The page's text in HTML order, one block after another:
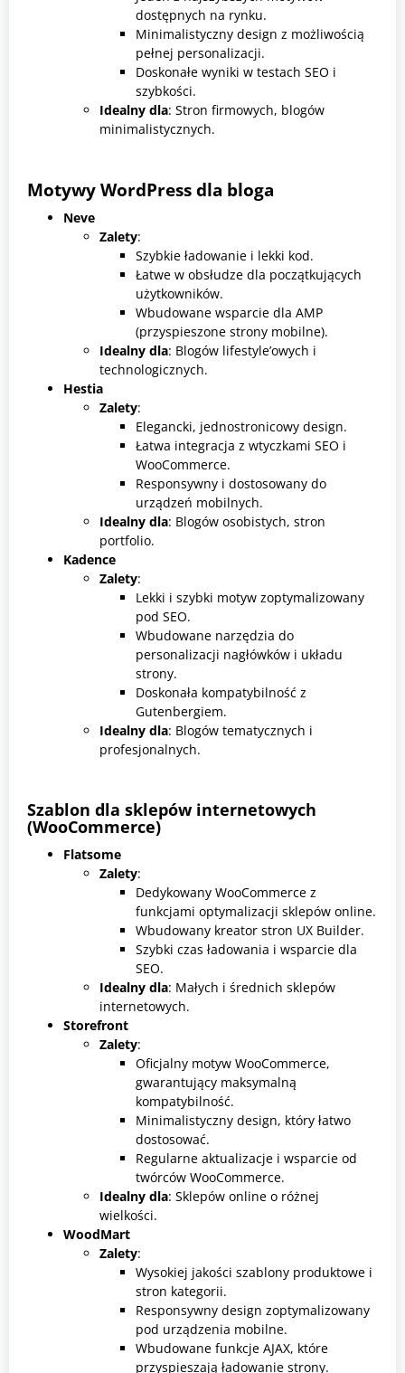
dostępnych na rynku.
Minimalistyczny design z możliwością
pełnej personalizacji.
Doskonałe wyniki w testach SEO i
szybkości.
Idealny dla: Stron firmowych, blogów
minimalistycznych.
Motywy WordPress dla bloga
Neve
Zalety:
Szybkie ładowanie i lekki kod.
Łatwe w obsłudze dla początkujących
użytkowników.
Wbudowane wsparcie dla AMP
(przyspieszone strony mobilne).
Idealny dla: Blogów lifestyle’owych i
technologicznych.
Hestia
Zalety:
Elegancki, jednostronicowy design.
Łatwa integracja z wtyczkami SEO i
WooCommerce.
Responsywny i dostosowany do
urządzeń mobilnych.
Idealny dla: Blogów osobistych, stron
portfolio.
Kadence
Zalety:
Lekki i szybki motyw zoptymalizowany
pod SEO.
Wbudowane narzędzia do
personalizacji nagłówków i układu
strony.
Doskonała kompatybilność z
Gutenbergiem.
Idealny dla: Blogów tematycznych i
profesjonalnych.
Szablon dla sklepów internetowych
(WooCommerce)
Flatsome
Zalety:
Dedykowany WooCommerce z
funkcjami optymalizacji sklepów online.
Wbudowany kreator stron UX Builder.
Szybki czas ładowania i wsparcie dla
SEO.
Idealny dla: Małych i średnich sklepów
internetowych.
Storefront
Zalety:
Oficjalny motyw WooCommerce,
gwarantujący maksymalną
kompatybilność.
Minimalistyczny design, który łatwo
dostosować.
Regularne aktualizacje i wsparcie od
twórców WooCommerce.
Idealny dla: Sklepów online o różnej
wielkości.
WoodMart
Zalety:
Wysokiej jakości szablony produktowe i
stron kategorii.
Responsywny design zoptymalizowany
pod urządzenia mobilne.
Wbudowane funkcje AJAX, które
przyspieszają ładowanie strony.